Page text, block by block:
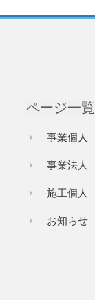
ページ一覧
事業個人
事業法人
施工個人
お知らせ